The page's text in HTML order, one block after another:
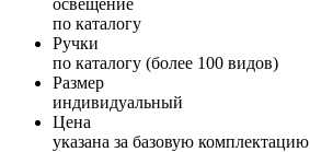
по каталогу
Ручки
по каталогу (более 100 видов)
Размер
индивидуальный
Цена
указана за базовую комплектацию